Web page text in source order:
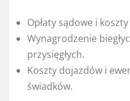
Opłaty sądowe i
Wynagrodzenie
przysięgłych.
Koszty dojazdów i
świadków.